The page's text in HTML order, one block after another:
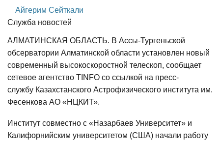
Айгерим Сейткали
Служба новостей
АЛМАТИНСКАЯ ОБЛАСТЬ. В Ассы-Тургеньской
обсерватории Алматинской области установлен новый
современный высокоскоростной телескоп, сообщает
сетевое агентство TINFO со ссылкой на пресс-
службу Казахстанского Астрофизического института им.
Фесенкова АО «НЦКИТ».
Институт совместно с «Назарбаев Университет» и
Калифорнийским университетом (США) начали работу